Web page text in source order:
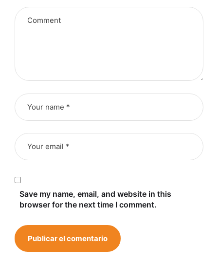
Save my name, email, and website in this
browser for the next time I comment.